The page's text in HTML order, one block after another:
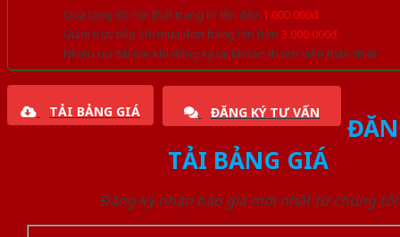
Quà tặng đồ nội thất trang trí lên đến 1.000.000đ
Giảm trực tiếp khi mua đơn hàng lớn hơn 3.000.000đ
Nhiều ưu đãi lớn khi đăng ký tài khoản thành viên thân thiết
TẢI BẢNG GIÁ ĐĂNG KÝ TƯ VẤN
TẢI BẢNG GIÁ
Đăng ký nhận báo giá mới nhất từ chúng tôi